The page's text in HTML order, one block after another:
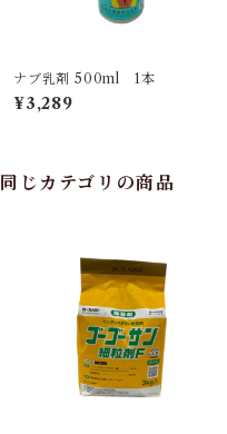
ナブ乳剤 500ml 1本
¥3,289
同じカテゴリの商品